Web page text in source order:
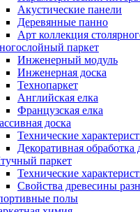
Акустические панели
Деревянные панно
Арт коллекция
паркет
Инженерный модуль
Инженерная доска
Технопаркет
Английская елка
Французская елка
доска
Технические
Декоративная обработка
паркет
Технические
Свойства древесины
полы